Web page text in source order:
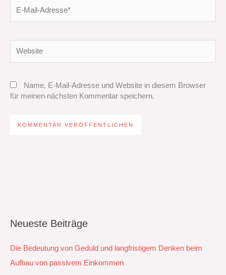
Mail-
Name, E-Mail-Adresse und Website in diesem Browser
für meinen nächsten Kommentar speichern.
Neueste Beiträge
Die Bedeutung von Geduld und langfristigem Denken beim
Aufbau von passivem Einkommen